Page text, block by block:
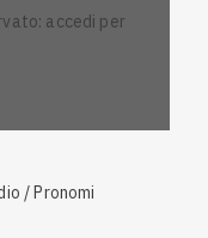
/ Pronomi